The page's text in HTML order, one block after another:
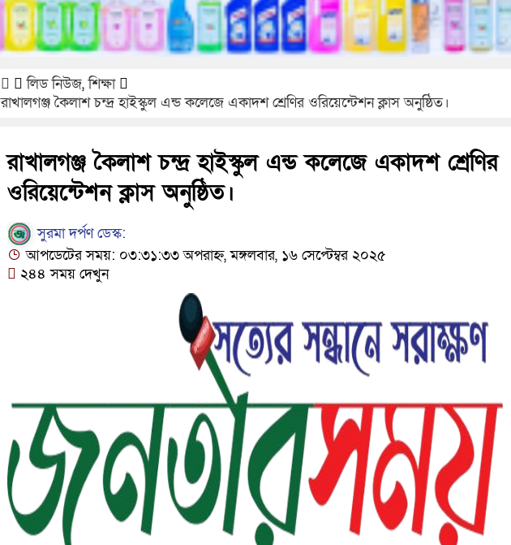
লিড নিউজ,শিক্ষা
রাখালগঞ্জ কৈলাশ চন্দ্র হাইস্কুল এন্ড কলেজে একাদশ শ্রেণির ওরিয়েন্টেশন ক্লাস অনুষ্ঠিত।
রাখালগঞ্জ কৈলাশ চন্দ্র হাইস্কুল এন্ড কলেজে একাদশ শ্রেণির
ওরিয়েন্টেশন ক্লাস অনুষ্ঠিত।
সুরমা দর্পণ ডেস্ক:
আপডেটের সময়: ০৩:৩১:৩৩ অপরাহ্ন, মঙ্গলবার, ১৬ সেপ্টেম্বর ২০২৫
২৪৪ সময় দেখুন